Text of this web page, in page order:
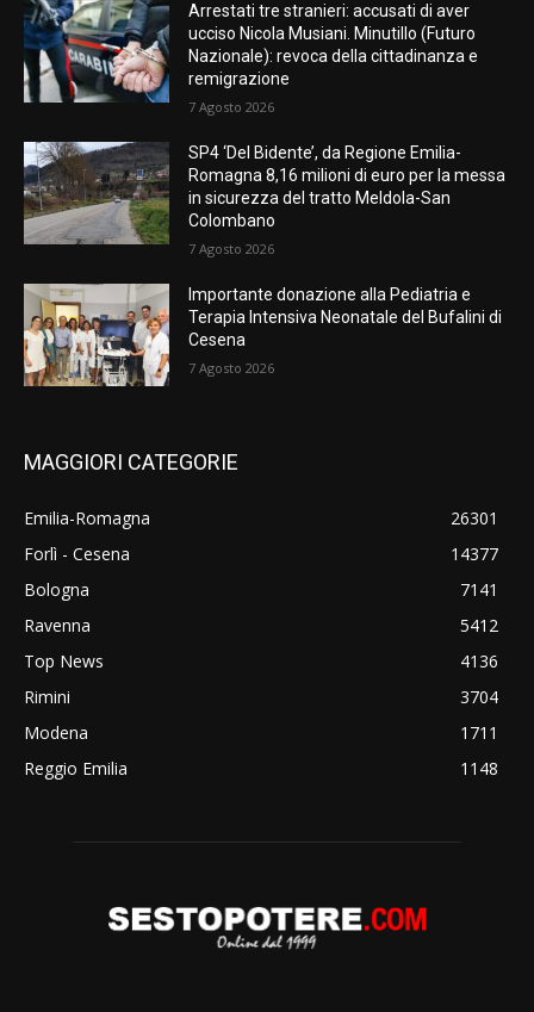
Arrestati tre stranieri: accusati di aver
ucciso Nicola Musiani. Minutillo (Futuro
Nazionale): revoca della cittadinanza e
remigrazione
7 Agosto 2026
SP4 ‘Del Bidente’, da Regione Emilia-
Romagna 8,16 milioni di euro per la messa
in sicurezza del tratto Meldola-San
Colombano
7 Agosto 2026
Importante donazione alla Pediatria e
Terapia Intensiva Neonatale del Bufalini di
Cesena
7 Agosto 2026
MAGGIORI CATEGORIE
Emilia-Romagna
26301
Forlì - Cesena
14377
Bologna
7141
Ravenna
5412
Top News
4136
Rimini
3704
Modena
1711
Reggio Emilia
1148